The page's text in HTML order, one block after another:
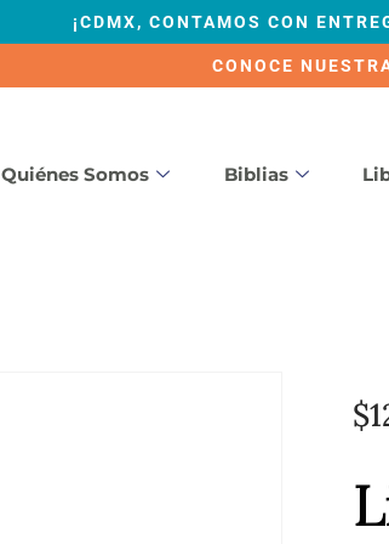
¡CDMX, CONTAMOS CON
CONOCE
Quiénes Somos Biblias
$